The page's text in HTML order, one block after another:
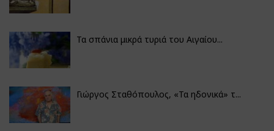
Τα σπάνια μικρά τυριά του Αιγαίου...
Γιώργος Σταθόπουλος, «Τα ηδονικά» τ...